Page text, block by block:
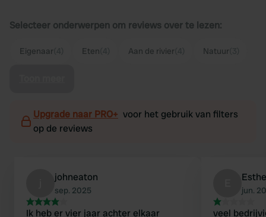
Selecteer onderwerpen om reviews over te lezen:
Eigenaar Eten Aan de rivier Natuur
Upgrade naar PRO+ voor het gebruik van filters
op de reviews
johneaton
sep. 2025
Ik heb er vier jaar achter elkaar
jun.
veel